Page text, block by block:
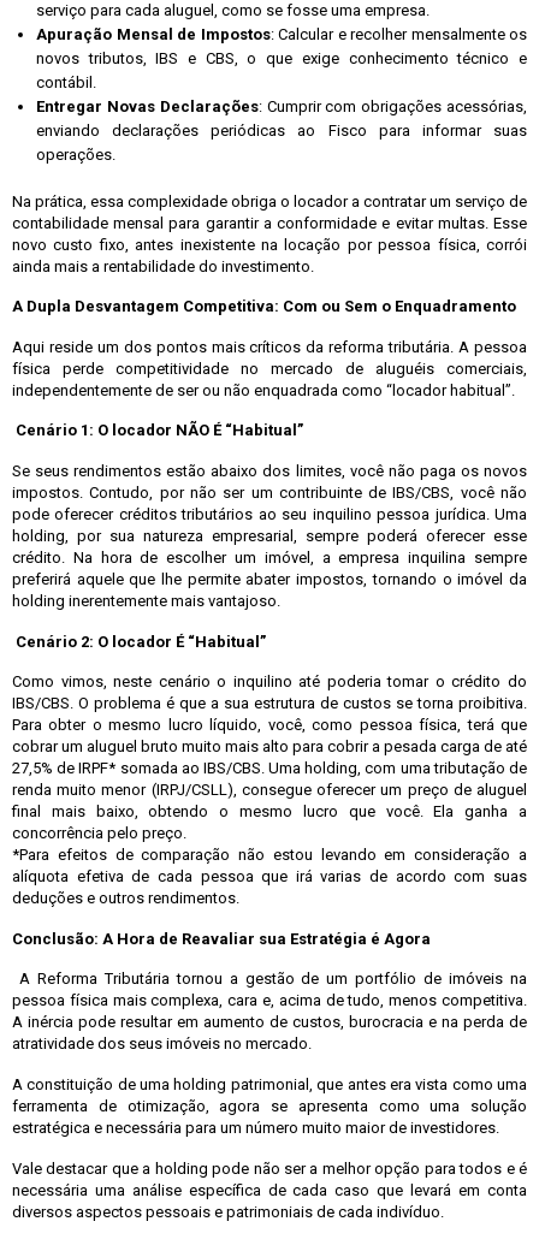
serviço para cada aluguel, como se fosse uma empresa.
Apuração Mensal de Impostos: Calcular e recolher mensalmente os
novos tributos, IBS e CBS, o que exige conhecimento técnico e
contábil.
Entregar Novas Declarações: Cumprir com obrigações acessórias,
enviando declarações periódicas ao Fisco para informar suas
operações.
Na prática, essa complexidade obriga o locador a contratar um serviço de
contabilidade mensal para garantir a conformidade e evitar multas. Esse
novo custo fixo, antes inexistente na locação por pessoa física, corrói
ainda mais a rentabilidade do investimento.
A Dupla Desvantagem Competitiva: Com ou Sem o Enquadramento
Aqui reside um dos pontos mais críticos da reforma tributária. A pessoa
física perde competitividade no mercado de aluguéis comerciais,
independentemente de ser ou não enquadrada como “locador habitual”.
Cenário 1: O locador NÃO É “Habitual”
Se seus rendimentos estão abaixo dos limites, você não paga os novos
impostos. Contudo, por não ser um contribuinte de IBS/CBS, você não
pode oferecer créditos tributários ao seu inquilino pessoa jurídica. Uma
holding, por sua natureza empresarial, sempre poderá oferecer esse
crédito. Na hora de escolher um imóvel, a empresa inquilina sempre
preferirá aquele que lhe permite abater impostos, tornando o imóvel da
holding inerentemente mais vantajoso.
Cenário 2: O locador É “Habitual”
Como vimos, neste cenário o inquilino até poderia tomar o crédito do
IBS/CBS. O problema é que a sua estrutura de custos se torna proibitiva.
Para obter o mesmo lucro líquido, você, como pessoa física, terá que
cobrar um aluguel bruto muito mais alto para cobrir a pesada carga de até
27,5% de IRPF* somada ao IBS/CBS. Uma holding, com uma tributação de
renda muito menor (IRPJ/CSLL), consegue oferecer um preço de aluguel
final mais baixo, obtendo o mesmo lucro que você. Ela ganha a
concorrência pelo preço.
*Para efeitos de comparação não estou levando em consideração a
alíquota efetiva de cada pessoa que irá varias de acordo com suas
deduções e outros rendimentos.
Conclusão: A Hora de Reavaliar sua Estratégia é Agora
A Reforma Tributária tornou a gestão de um portfólio de imóveis na
pessoa física mais complexa, cara e, acima de tudo, menos competitiva.
A inércia pode resultar em aumento de custos, burocracia e na perda de
atratividade dos seus imóveis no mercado.
A constituição de uma holding patrimonial, que antes era vista como uma
ferramenta de otimização, agora se apresenta como uma solução
estratégica e necessária para um número muito maior de investidores.
Vale destacar que a holding pode não ser a melhor opção para todos e é
necessária uma análise específica de cada caso que levará em conta
diversos aspectos pessoais e patrimoniais de cada indivíduo.